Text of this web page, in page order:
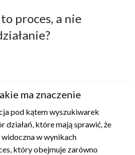
proces, a nie
ma znaczenie
pod kątem wyszukiwarek
działań, które mają sprawić, że
w wynikach
który obejmuje zarówno